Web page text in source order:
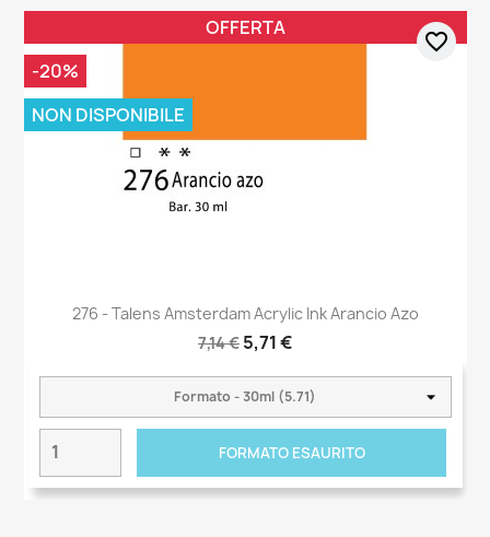
276 - Talens Amsterdam Acrylic Ink Arancio Azo
7,14 € 5,71 €
FORMATO ESAURITO
OFFERTA
-20%
NON DISPONIBILE
favorite_border